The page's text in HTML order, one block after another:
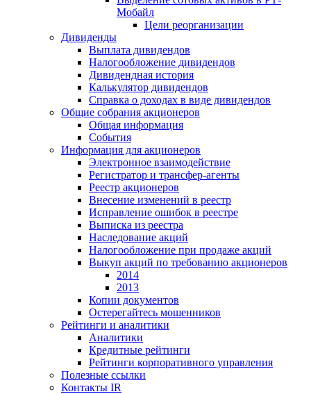
Мобайл
Цели реорганизации
Дивиденды
Выплата дивидендов
Налогообложение дивидендов
Дивидендная история
Калькулятор дивидендов
Справка о доходах в виде дивидендов
Общие собрания акционеров
Общая информация
События
Информация для акционеров
Электронное взаимодействие
Регистратор и трансфер-агенты
Реестр акционеров
Внесение изменений в реестр
Исправление ошибок в реестре
Выписка из реестра
Наследование акций
Налогообложение при продаже акций
Выкуп акций по требованию акционеров
2014
2013
Копии документов
Остерегайтесь мошенников
Рейтинги и аналитики
Аналитики
Кредитные рейтинги
Рейтинги корпоративного управления
Полезные ссылки
Контакты IR